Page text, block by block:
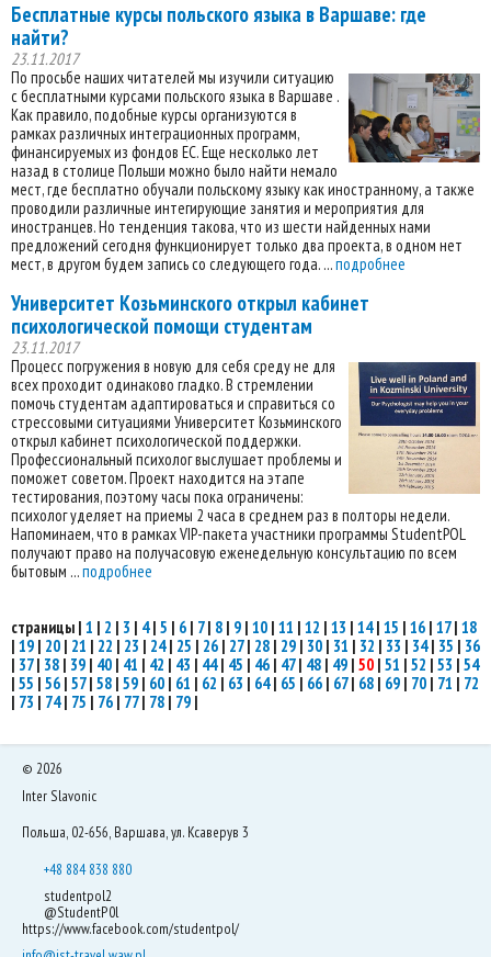
Бесплатные курсы польского языка в Варшаве: где
найти?
23.11.2017
По просьбе наших читателей мы изучили ситуацию
с бесплатными курсами польского языка в Варшаве .
Как правило, подобные курсы организуются в
рамках различных интеграционных программ,
финансируемых из фондов ЕС. Еще несколько лет
назад в столице Польши можно было найти немало
мест, где бесплатно обучали польскому языку как иностранному, а также
проводили различные интегирующие занятия и мероприятия для
иностранцев. Но тенденция такова, что из шести найденных нами
предложений сегодня функционирует только два проекта, в одном нет
мест, в другом будем запись со следующего года. ...подробнее
Университет Козьминского открыл кабинет
психологической помощи студентам
23.11.2017
Процесс погружения в новую для себя среду не для
всех проходит одинаково гладко. В стремлении
помочь студентам адаптироваться и справиться со
стрессовыми ситуациями Университет Козьминского
открыл кабинет психологической поддержки.
Профессиональный психолог выслушает проблемы и
поможет советом. Проект находится на этапе
тестирования, поэтому часы пока ограничены:
психолог уделяет на приемы 2 часа в среднем раз в полторы недели.
Напоминаем, что в рамках VIP-пакета участники программы StudentPOL
получают право на получасовую еженедельную консультацию по всем
бытовым ...подробнее
страницы | 1 | 2 | 3 | 4| 5 | 6 | 7| 8 | 9 | 10 | 11 | 12 | 13 | 14| 15 | 16 | 17| 18
| 19 | 20 | 21 | 22 | 23 | 24| 25 | 26 | 27| 28 | 29 | 30 | 31 | 32 | 33 | 34| 35 | 36
| 37| 38 | 39 | 40 | 41 | 42 | 43 | 44| 45 | 46 | 47| 48 | 49 | 50 | 51 | 52 | 53 | 54
| 55 | 56 | 57| 58 | 59 | 60 | 61 | 62 | 63 | 64| 65 | 66 | 67| 68 | 69 | 70 | 71 | 72
| 73 | 74| 75 | 76 | 77| 78 | 79 |
© 2026
Inter Slavonic
Польша, 02-656, Варшава, ул. Ксаверув 3
+48 884 838 880
studentpol2
@StudentP0l
https://www.facebook.com/studentpol/